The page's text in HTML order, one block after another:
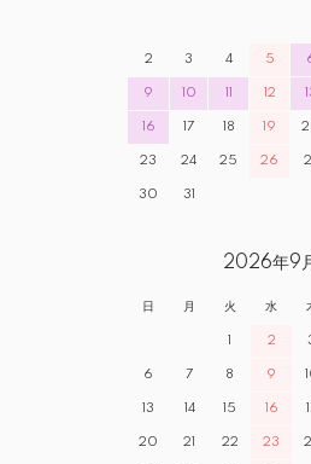
2 3 4 5
9 10 11 12
16 17 18 19
23 24 25 26
30 31
2026年9
日 月 火 水
1 2
6 7 8 9
13 14 15 16
20 21 22 23